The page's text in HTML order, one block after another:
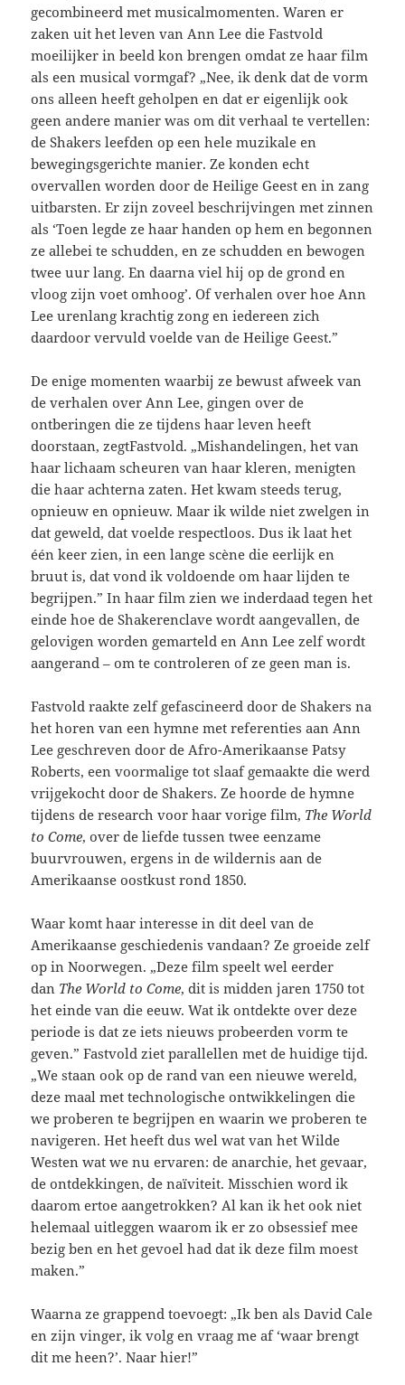
gecombineerd met musicalmomenten. Waren er
zaken uit het leven van Ann Lee die Fastvold
moeilijker in beeld kon brengen omdat ze haar film
als een musical vormgaf? „Nee, ik denk dat de vorm
ons alleen heeft geholpen en dat er eigenlijk ook
geen andere manier was om dit verhaal te vertellen:
de Shakers leefden op een hele muzikale en
bewegingsgerichte manier. Ze konden echt
overvallen worden door de Heilige Geest en in zang
uitbarsten. Er zijn zoveel beschrijvingen met zinnen
als ‘Toen legde ze haar handen op hem en begonnen
ze allebei te schudden, en ze schudden en bewogen
twee uur lang. En daarna viel hij op de grond en
vloog zijn voet omhoog’. Of verhalen over hoe Ann
Lee urenlang krachtig zong en iedereen zich
daardoor vervuld voelde van de Heilige Geest.”
De enige momenten waarbij ze bewust afweek van
de verhalen over Ann Lee, gingen over de
ontberingen die ze tijdens haar leven heeft
doorstaan, zegtFastvold. „Mishandelingen, het van
haar lichaam scheuren van haar kleren, menigten
die haar achterna zaten. Het kwam steeds terug,
opnieuw en opnieuw. Maar ik wilde niet zwelgen in
dat geweld, dat voelde respectloos. Dus ik laat het
één keer zien, in een lange scène die eerlijk en
bruut is, dat vond ik voldoende om haar lijden te
begrijpen.” In haar film zien we inderdaad tegen het
einde hoe de Shakerenclave wordt aangevallen, de
gelovigen worden gemarteld en Ann Lee zelf wordt
aangerand – om te controleren of ze geen man is.
Fastvold raakte zelf gefascineerd door de Shakers na
het horen van een hymne met referenties aan Ann
Lee geschreven door de Afro-Amerikaanse Patsy
Roberts, een voormalige tot slaaf gemaakte die werd
vrijgekocht door de Shakers. Ze hoorde de hymne
tijdens de research voor haar vorige film, The World
to Come, over de liefde tussen twee eenzame
buurvrouwen, ergens in de wildernis aan de
Amerikaanse oostkust rond 1850.
Waar komt haar interesse in dit deel van de
Amerikaanse geschiedenis vandaan? Ze groeide zelf
op in Noorwegen. „Deze film speelt wel eerder
dan The World to Come, dit is midden jaren 1750 tot
het einde van die eeuw. Wat ik ontdekte over deze
periode is dat ze iets nieuws probeerden vorm te
geven.” Fastvold ziet parallellen met de huidige tijd.
„We staan ook op de rand van een nieuwe wereld,
deze maal met technologische ontwikkelingen die
we proberen te begrijpen en waarin we proberen te
navigeren. Het heeft dus wel wat van het Wilde
Westen wat we nu ervaren: de anarchie, het gevaar,
de ontdekkingen, de naïviteit. Misschien word ik
daarom ertoe aangetrokken? Al kan ik het ook niet
helemaal uitleggen waarom ik er zo obsessief mee
bezig ben en het gevoel had dat ik deze film moest
maken.”
Waarna ze grappend toevoegt: „Ik ben als David Cale
en zijn vinger, ik volg en vraag me af ‘waar brengt
dit me heen?’. Naar hier!”